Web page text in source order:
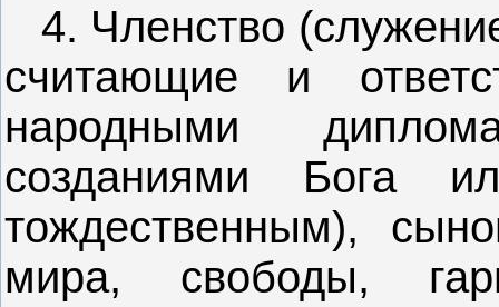
4. Членство
считающие и
народными
созданиями Бога
тождественным),
мира, свободы,